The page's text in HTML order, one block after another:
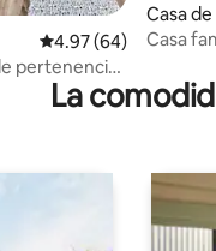
Calificación
4.97 (64)
pertenencia
Casa
Casa
La